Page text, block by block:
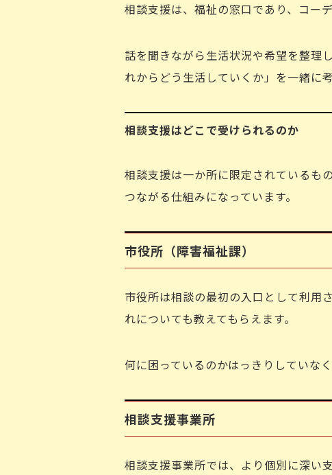
相談支援は、福祉の窓口であり、コー
話を聞きながら生活状況や希望を整理
れからどう生活していくか」を一緒に
相談支援はどこで受けられるのか
相談支援は一か所に限定されているも
つながる仕組みになっています。
市役所（障害福祉課）
市役所は相談の最初の入口として利用
れについても教えてもらえます。
何に困っているのかはっきりしていな
相談支援事業所
相談支援事業所では、より個別に深い